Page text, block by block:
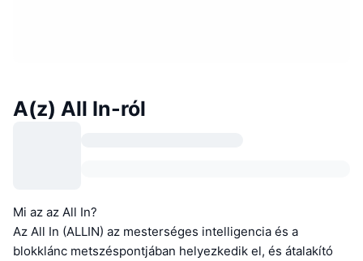
A(z) All In-ról
Mi az az All In?
Az All In (ALLIN) az mesterséges intelligencia és a
blokklánc metszéspontjában helyezkedik el, és átalakító